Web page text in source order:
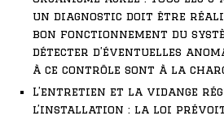
un diagnostic doit être
bon fonctionnement du
détecter d’éventuelles
à ce contrôle sont à la
L’entretien et la vidange
l’installation : la loi prévoit